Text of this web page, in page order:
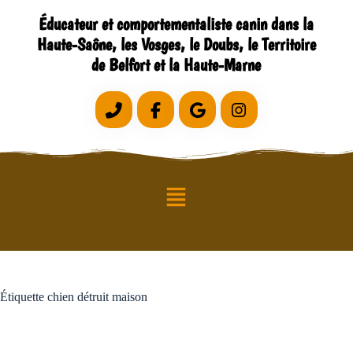
Éducateur et comportementaliste canin dans la
Haute-Saône, les Vosges, le Doubs, le Territoire
de Belfort et la Haute-Marne
Étiquette chien détruit maison